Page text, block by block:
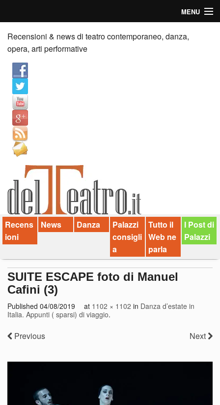
MENU
Home
Recensioni
Anticipazioni
News
Palazzi consiglia
Video
Chi siamo
Contatti
dT in English
Recensioni & news di teatro contemporaneo, danza,
opera, arti performative
Recens
ioni
News Danza
Palazzi
consigli
a
Tutto il
Web ne
parla
I Post di
Palazzi
SUITE ESCAPE foto di Manuel
Cafini (3)
Published 04/08/2019 at 1102 × 1102 in Danza d’estate in
Italia. Appunti ( sparsi) di viaggio.
Previous Next